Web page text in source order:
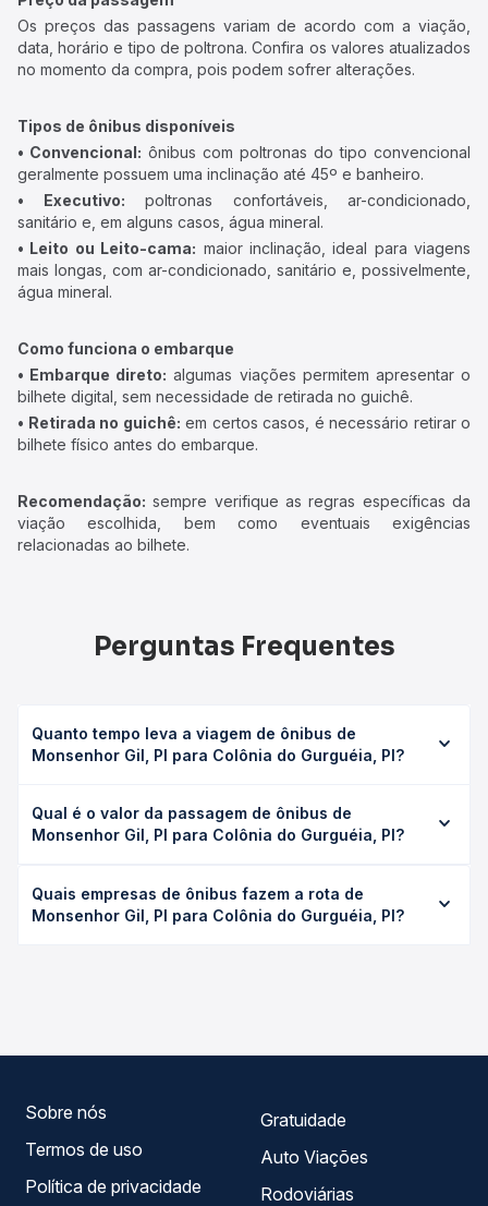
Os preços das passagens variam de acordo com a viação,
data, horário e tipo de poltrona. Confira os valores atualizados
no momento da compra, pois podem sofrer alterações.
Tipos de ônibus disponíveis
• Convencional: ônibus com poltronas do tipo convencional
geralmente possuem uma inclinação até 45º e banheiro.
• Executivo: poltronas confortáveis, ar-condicionado,
sanitário e, em alguns casos, água mineral.
• Leito ou Leito-cama: maior inclinação, ideal para viagens
mais longas, com ar-condicionado, sanitário e, possivelmente,
água mineral.
Como funciona o embarque
• Embarque direto: algumas viações permitem apresentar o
bilhete digital, sem necessidade de retirada no guichê.
• Retirada no guichê: em certos casos, é necessário retirar o
bilhete físico antes do embarque.
Recomendação: sempre verifique as regras específicas da
viação escolhida, bem como eventuais exigências
relacionadas ao bilhete.
Perguntas Frequentes
Quanto tempo leva a viagem de ônibus de
Monsenhor Gil, PI para Colônia do Gurguéia, PI?
Gurguéia, PI leva em média 6h 50min, podendo variar
conforme a viação, o tipo de serviço (convencional,
duração exata de cada opção na data desejada.
Qual é o valor da passagem de ônibus de
Monsenhor Gil, PI para Colônia do Gurguéia, PI?
para Colônia do Gurguéia, PI custa em média R$ 136,86 e
varia conforme a data da viagem, a empresa, o tipo de
Quais empresas de ônibus fazem a rota de
Monsenhor Gil, PI para Colônia do Gurguéia, PI?
Sobre nós
Termos de uso
Política de privacidade
Gratuidade
Auto Viações
Rodoviárias